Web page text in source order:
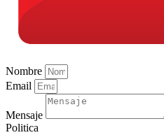
Nombre
Email
Mensaje
Politica